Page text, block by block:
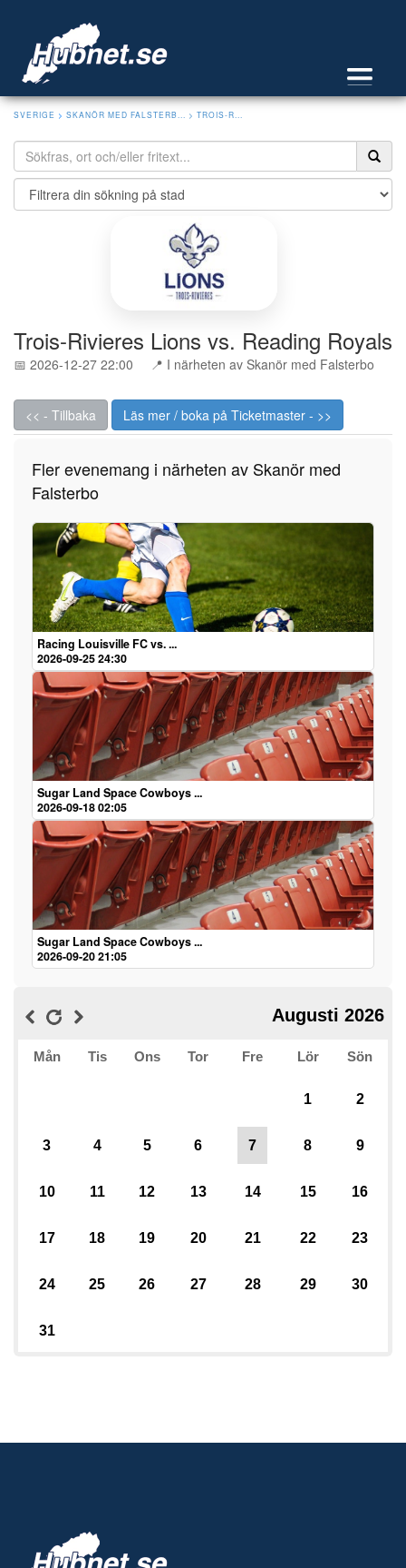
SVERIGE > SKANÖR MED FALSTERB... > TROIS-R...
Trois-Rivieres Lions vs. Reading Royals
📅 2026-12-27 22:00 📍 I närheten av Skanör med Falsterbo
<< - Tillbaka Läs mer / boka på Ticketmaster - >>
Fler evenemang i närheten av Skanör med
Falsterbo
Racing Louisville FC vs. ...
2026-09-25 24:30
Sugar Land Space Cowboys ...
2026-09-18 02:05
Sugar Land Space Cowboys ...
2026-09-20 21:05
Augusti 2026
Mån Tis Ons Tor Fre Lör Sön
1 2
3 4 5 6 7 8 9
10 11 12 13 14 15 16
17 18 19 20 21 22 23
24 25 26 27 28 29 30
31